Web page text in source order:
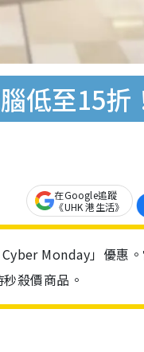
低至15折
在Google追蹤
《UHK 港生活》
Monday」優惠
殺價商品。